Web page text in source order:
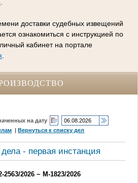
доставки судебных извещений
ознакомиться с инструкцией по
кабинет на портале
на дату
|Вернуться к списку дел
- первая инстанция
2026 ~ М-1823/2026